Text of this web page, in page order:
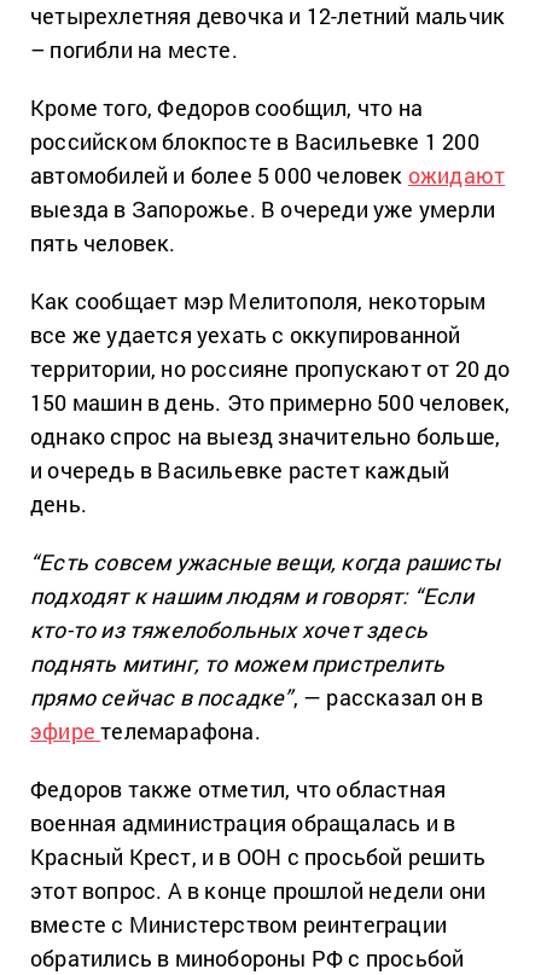
четырехлетняя девочка и 12-летний мальчик
– погибли на месте.
Кроме того, Федоров сообщил, что на
российском блокпосте в Васильевке 1 200
автомобилей и более 5 000 человек ожидают
выезда в Запорожье. В очереди уже умерли
пять человек.
Как сообщает мэр Мелитополя, некоторым
все же удается уехать с оккупированной
территории, но россияне пропускают от 20 до
150 машин в день. Это примерно 500 человек,
однако спрос на выезд значительно больше,
и очередь в Васильевке растет каждый
день.
“Есть совсем ужасные вещи, когда рашисты
подходят к нашим людям и говорят: “Если
кто-то из тяжелобольных хочет здесь
поднять митинг, то можем пристрелить
прямо сейчас в посадке”, — рассказал он в
эфиретелемарафона.
Федоров также отметил, что областная
военная администрация обращалась и в
Красный Крест, и в ООН с просьбой решить
этот вопрос. А в конце прошлой недели они
вместе с Министерством реинтеграции
обратились в минобороны РФ с просьбой